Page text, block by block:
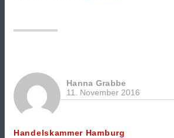
Hanna Grabbe
11. November 2016
Handelskammer Hamburg